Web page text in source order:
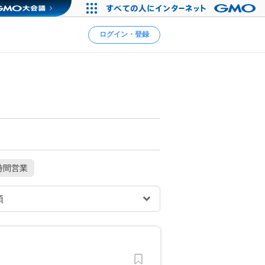
ログイン・登録
間営業